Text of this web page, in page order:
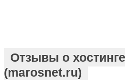
Отзывы о
(marosnet.ru)